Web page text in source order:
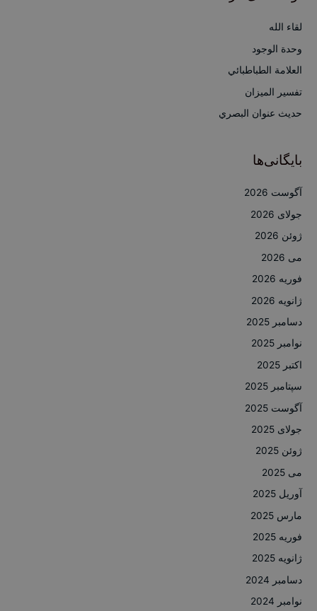
ب
ا
لقاء الله
وحدة الوجود
العلامة الطباطبائي
تفسير الميزان
حديث عنوان البصري
بایگانی‌ها
آگوست 2026
جولای 2026
ژوئن 2026
می 2026
فوریه 2026
ژانویه 2026
دسامبر 2025
نوامبر 2025
اکتبر 2025
سپتامبر 2025
آگوست 2025
جولای 2025
ژوئن 2025
می 2025
آوریل 2025
مارس 2025
فوریه 2025
ژانویه 2025
دسامبر 2024
نوامبر 2024